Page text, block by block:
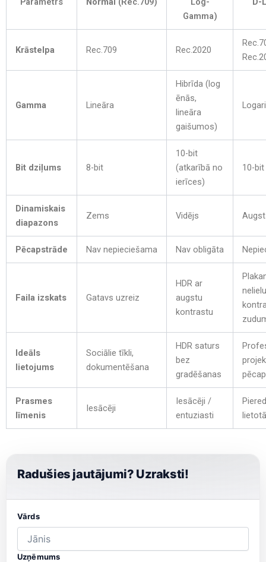
Gamma)
Krāstelpa Rec.709 Rec.2020
Gamma Lineāra
Hibrīda (log
ēnās,
lineāra
gaišumos)
Bit dziļums 8-bit
10-bit
(atkarībā no
ierīces)
10-bit
Dinamiskais
diapazons
Zems Vidējs
Pēcapstrāde Nav nepieciešama Nav obligāta
Faila izskats Gatavs uzreiz
HDR ar
augstu
kontrastu
nelielu
Ideāls
lietojums
Sociālie tīkli,
dokumentēšana
HDR saturs
bez
gradēšanas
Prasmes
līmenis
Iesācēji
Iesācēji /
entuziasti
Radušies jautājumi? Uzraksti!
Vārds
Uzņēmums